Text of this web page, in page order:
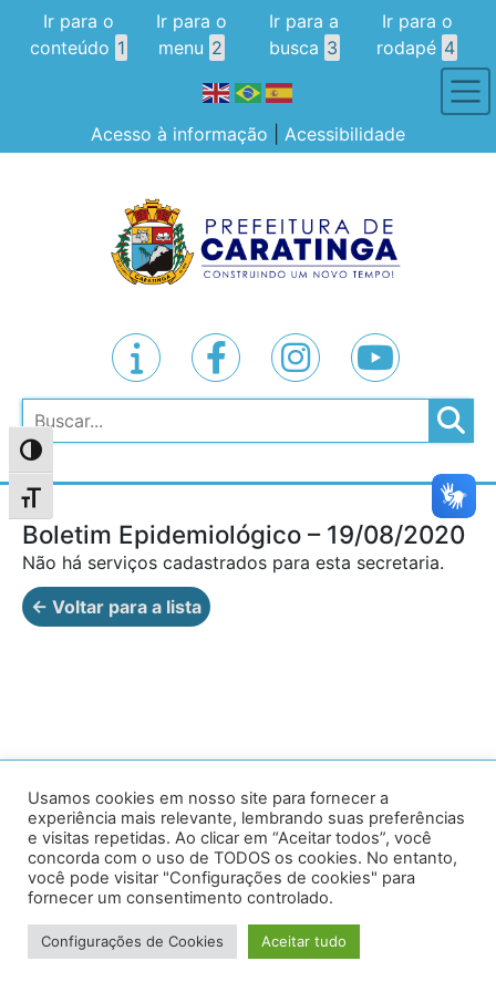
Alternar alto contraste
Alternar tamanho da fonte
Ir para o
conteúdo 1
Ir para o
menu 2
Ir para a
busca 3
Ir para o
rodapé 4
Acesso à informação Acessibilidade
Pesquisar
Boletim Epidemiológico – 19/08/2020
Não há serviços cadastrados para esta secretaria.
← Voltar para a lista
Av. Prof. Armando Alves da Silva, nº 1950 - Zacarias,
Caratinga - MG - 35302-403 / Tel: (33) 3329 8000
Desenvolvido por VersaTec
Usamos cookies em nosso site para fornecer a
experiência mais relevante, lembrando suas preferências
e visitas repetidas. Ao clicar em “Aceitar todos”, você
concorda com o uso de TODOS os cookies. No entanto,
você pode visitar "Configurações de cookies" para
fornecer um consentimento controlado.
Configurações de Cookies Aceitar tudo